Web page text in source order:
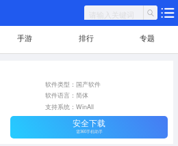
手游 排行 专题
软件类型：国产软件
软件语言：简体
支持系统：WinAll
安全下载
需360手机助手